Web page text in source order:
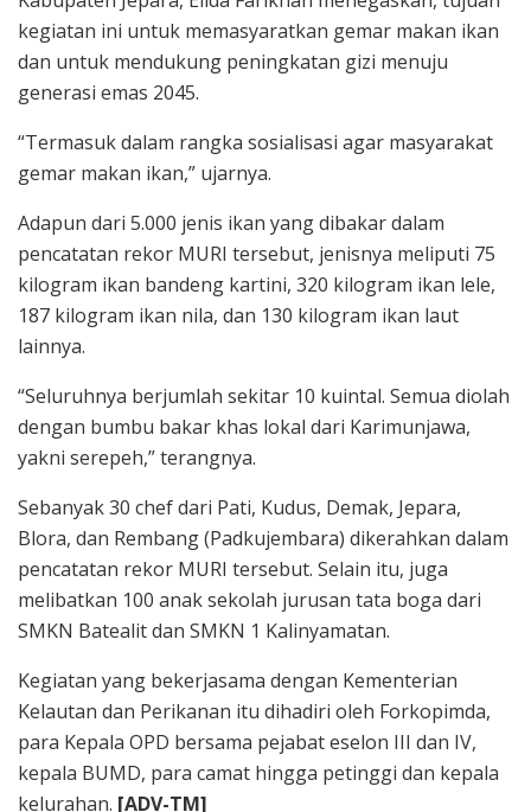
kegiatan ini untuk memasyaratkan gemar makan ikan
dan untuk mendukung peningkatan gizi menuju
generasi emas 2045.
“Termasuk dalam rangka sosialisasi agar masyarakat
gemar makan ikan,” ujarnya.
Adapun dari 5.000 jenis ikan yang dibakar dalam
pencatatan rekor MURI tersebut, jenisnya meliputi 75
kilogram ikan bandeng kartini, 320 kilogram ikan lele,
187 kilogram ikan nila, dan 130 kilogram ikan laut
lainnya.
“Seluruhnya berjumlah sekitar 10 kuintal. Semua diolah
dengan bumbu bakar khas lokal dari Karimunjawa,
yakni serepeh,” terangnya.
Sebanyak 30 chef dari Pati, Kudus, Demak, Jepara,
Blora, dan Rembang (Padkujembara) dikerahkan dalam
pencatatan rekor MURI tersebut. Selain itu, juga
melibatkan 100 anak sekolah jurusan tata boga dari
SMKN Batealit dan SMKN 1 Kalinyamatan.
Kegiatan yang bekerjasama dengan Kementerian
Kelautan dan Perikanan itu dihadiri oleh Forkopimda,
para Kepala OPD bersama pejabat eselon III dan IV,
kepala BUMD, para camat hingga petinggi dan kepala
kelurahan. [ADV-TM]